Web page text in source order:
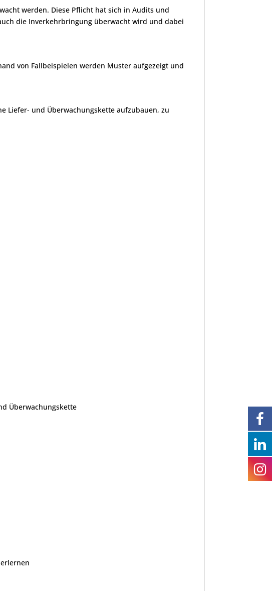
werden. Diese Pflicht hat sich in Audits und
die Inverkehrbringung überwacht wird und dabei
von Fallbeispielen werden Muster aufgezeigt und
Liefer- und Überwachungskette aufzubauen, zu
Überwachungskette